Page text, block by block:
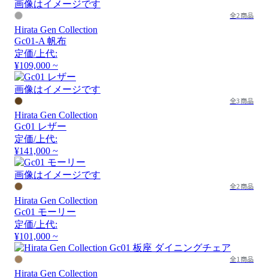
画像はイメージです
全2商品
Hirata Gen Collection
Gc01-A 帆布
定価/上代:
¥109,000 ~
画像はイメージです
全3商品
Hirata Gen Collection
Gc01 レザー
定価/上代:
¥141,000 ~
画像はイメージです
全2商品
Hirata Gen Collection
Gc01 モーリー
定価/上代:
¥101,000 ~
全1商品
Hirata Gen Collection